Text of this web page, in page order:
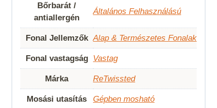
Bőrbarát /
antiallergén
Általános Felhasználású
Fonal Jellemzők Alap & Természetes Fonalak
Fonal vastagság Vastag
Márka ReTwissted
Mosási utasítás Gépben mosható